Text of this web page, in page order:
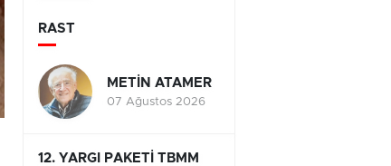
RAST
METİN ATAMER
07 Ağustos 2026
12. YARGI PAKETİ TBMM